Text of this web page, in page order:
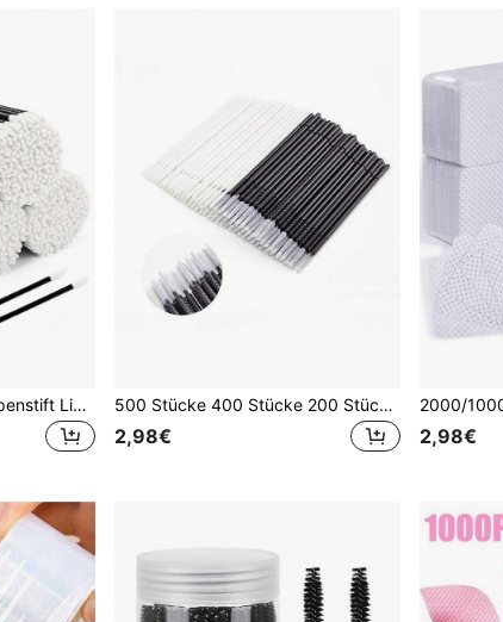
500 Stück 50 Stück Lippenstift Lippenstift-Applikator Lipgloss-Stift Fussel-freier Make-up-Applikator Beauty-Tool, Einweg 500 Stücke 400 Stücke 200 Stücke 100 Stücke 10 Stücke Schwarz & Weiß Lange Haar Mikro-Bürstenköpfe und Mikro-Etikettenstäbe, geeignet für Wimpernverlängerungen, Make-up und Körperpflege
2,98€ 2,98€